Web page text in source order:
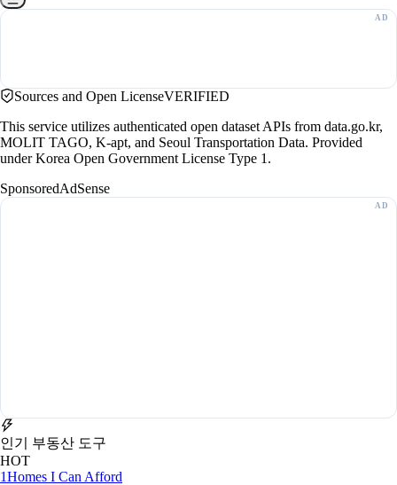
Sources and Open LicenseVERIFIED
This service utilizes authenticated open dataset APIs from data.go.kr,
MOLIT TAGO, K-apt, and Seoul Transportation Data. Provided
under Korea Open Government License Type 1.
SponsoredAdSense
인기 부동산 도구
HOT
1Homes I Can Afford